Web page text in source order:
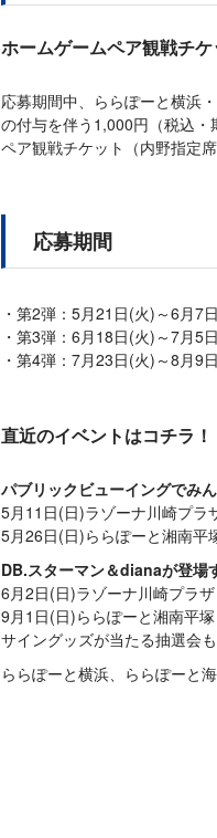
ホームゲームペア観戦チ
応募期間中、ららぽーと横浜
の付与を伴う1,000円（税込
ペア観戦チケット（内野指定
応募期間
第2弾：5月21日(火)～6月7
第3弾：6月18日(火)～7月5
第4弾：7月23日(火)～8月9
直近のイベントはコチラ！
パブリックビューイングでみ
5月11日(日)ラゾーナ川崎プラ
5月26日(日)ららぽーと湘南平
DB.スターマン＆dianaが登場
6月2日(日)ラゾーナ川崎プラザ
9月1日(日)ららぽーと湘南平塚
サイングッズが当たる抽選会
ららぽーと横浜、ららぽーと